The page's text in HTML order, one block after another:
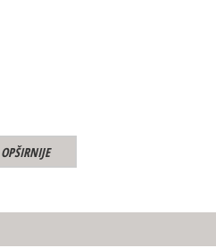
OPŠIRNIJE